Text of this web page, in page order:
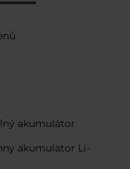
akumulátor
akumulator Li-